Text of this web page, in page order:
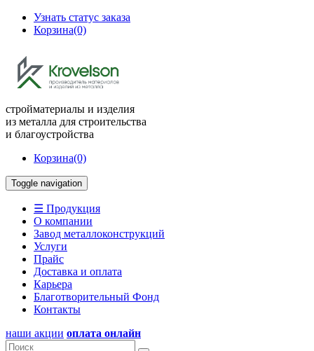
Узнать статус заказа
Корзина(0)
стройматериалы и изделия
из металла для строительства
и благоустройства
Корзина(0)
Toggle navigation
☰ Продукция
О компании
Завод металлоконструкций
Услуги
Прайс
Доставка и оплата
Карьера
Благотворительный Фонд
Контакты
наши акции оплата онлайн